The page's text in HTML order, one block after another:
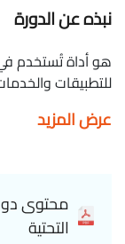
نبذه عن الدورة
هو أداة تُستخدم في
للتطبيقات
عرض المزيد
التحتية